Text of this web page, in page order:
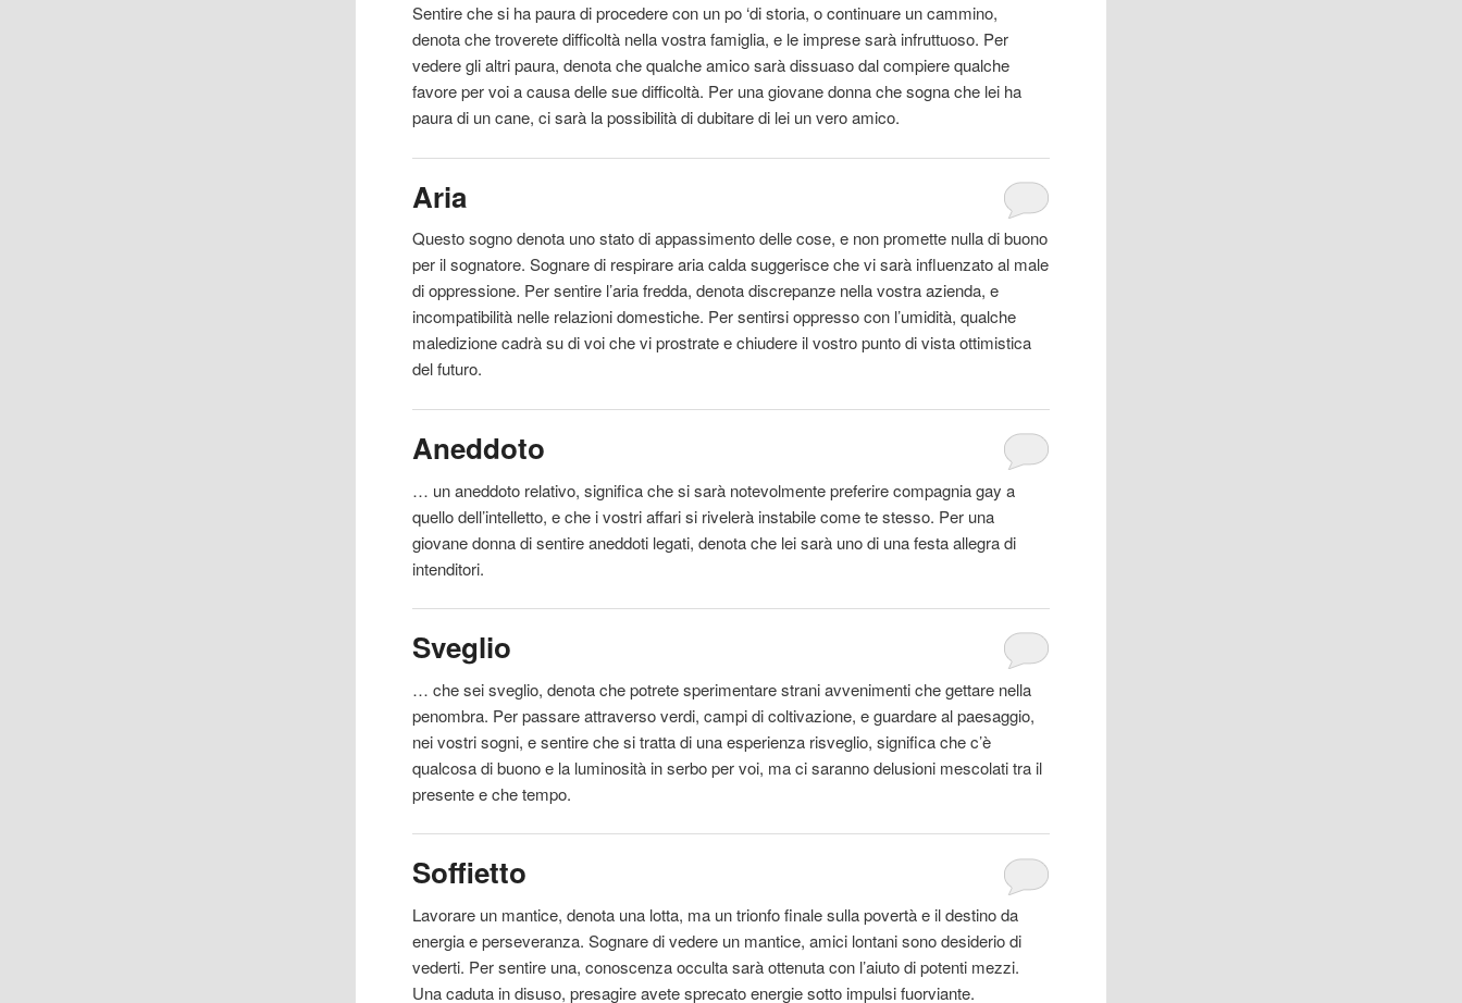
Sentireche si ha paura di procedere con un po ‘di storia, o continuare un cammino,
denota che troverete difficoltà nella vostra famiglia, e le imprese sarà infruttuoso. Per
vedere gli altri paura, denota che qualche amico sarà dissuaso dal compiere qualche
favore per voi a causa delle sue difficoltà. Per una giovane donna che sogna che lei ha
paura di un cane, ci sarà la possibilità di dubitare di lei un vero amico.
Aria
Questo sogno denota uno stato di appassimento delle cose, e non promette nulla di buono
per ilsognatore. Sognare di respirare aria calda suggerisce che vi sarà influenzato al male
di oppressione. Persentire l’aria fredda, denota discrepanze nella vostra azienda, e
incompatibilità nelle relazioni domestiche. Per sentirsi oppresso con l’umidità, qualche
maledizione cadrà su di voi che vi prostrate e chiudere ilvostro punto di vista ottimistica
del futuro.
Aneddoto
… un aneddoto relativo, significa che si sarà notevolmente preferire compagnia gay a
quello dell’intelletto, e che i vostri affari si rivelerà instabile come te stesso. Per una
giovane donna disentireaneddoti legati, denota che lei sarà uno di una festa allegra di
intenditori.
Sveglio
… che sei sveglio, denota che potrete sperimentare strani avvenimenti che gettare nella
penombra. Per passare attraverso verdi, campi di coltivazione, e guardare al paesaggio,
nei vostri sogni, esentireche si tratta di una esperienza risveglio, significa che c’è
qualcosa di buono e la luminosità in serbo per voi, ma ci saranno delusioni mescolati tra il
presente e che tempo.
Soffietto
Lavorare un mantice, denota una lotta, ma un trionfo finale sulla povertà e ildestino da
energia e perseveranza. Sognare di vedere un mantice, amici lontani sono desiderio di
vederti. Persentire una, conoscenza occulta sarà ottenuta con l’aiuto di potenti mezzi.
Una caduta in disuso, presagire avete sprecato energie sotto impulsi fuorviante.